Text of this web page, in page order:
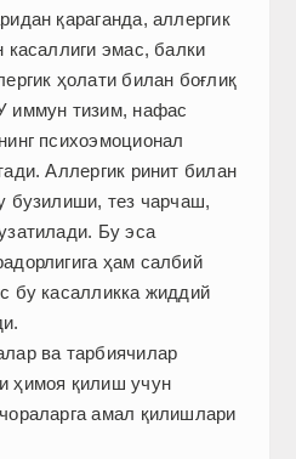
қараганда, аллергик
касаллиги эмас, балки
ҳолати билан боғлиқ
иммун тизим, нафас
психоэмоционал
Аллергик ринит билан
бузилиши, тез чарчаш,
Бу эса
ҳам салбий
бу касалликка жиддий
ва тарбиячилар
ҳимоя қилиш учун
амал қилишлари